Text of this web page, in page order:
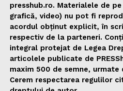
presshub.ro. Materialele de
grafică, video) nu pot fi
acordul obținut explicit, în
respectiv de la parteneri.
integral protejat de Legea
articolele publicate de
maxim 500 de semne,
Cerem respectarea regulilor